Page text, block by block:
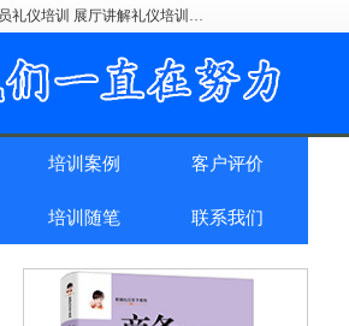
礼仪培训 展厅讲解礼仪培训…
培训案例 客户评价
培训随笔 联系我们